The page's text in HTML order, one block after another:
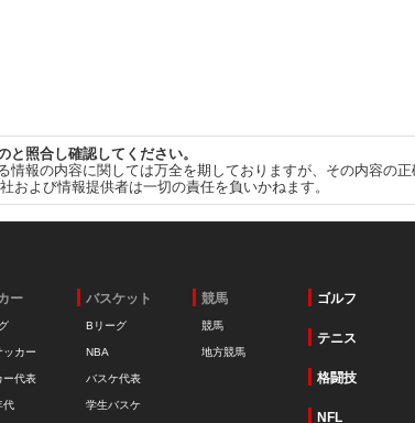
と照合し確認してください。
報の内容に関しては万全を期しておりますが、その内容の
よび情報提供者は一切の責任を負いかねます。
ー
ッカー
ー代表
代
バスケット
Bリーグ
NBA
バスケ代表
学生バスケ
競馬
競馬
地方競馬
ゴルフ
テニス
格闘技
NFL